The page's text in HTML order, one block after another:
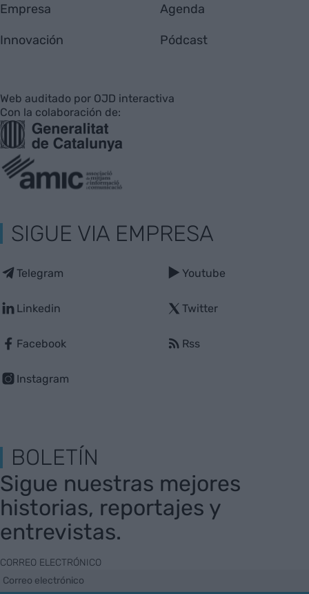
Empresa
Innovación
Agenda
Pódcast
Web auditado por OJD interactiva
Con la colaboración de:
SIGUE VIA EMPRESA
Telegram
Linkedin
Facebook
Instagram
Youtube
Twitter
Rss
BOLETÍN
Sigue nuestras mejores
historias, reportajes y
entrevistas.
CORREO ELECTRÓNICO